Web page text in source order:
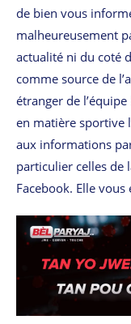
de bien vous
malheureusement
actualité ni du coté
comme source de
étranger de
en matière sportive
aux informations
particulier celles de
Facebook. Elle